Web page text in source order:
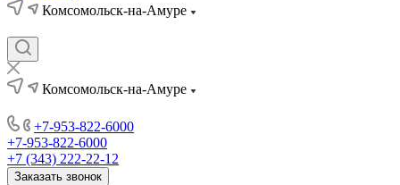
Комсомольск-на-Амуре
Комсомольск-на-Амуре
+7-953-822-6000
+7-953-822-6000
+7 (343) 222-22-12
Заказать звонок